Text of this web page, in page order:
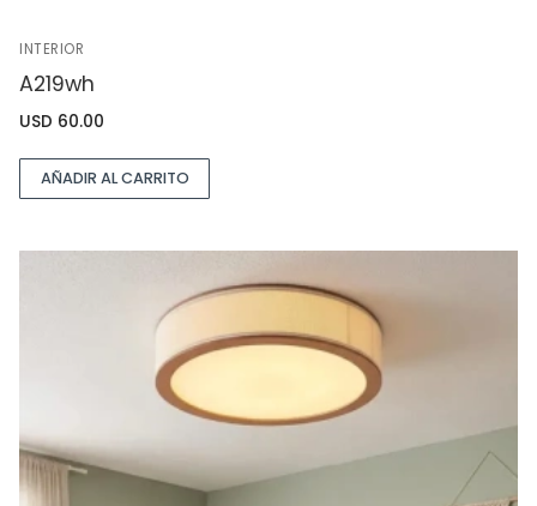
INTERIOR
A219wh
USD 60.00
AÑADIR AL CARRITO